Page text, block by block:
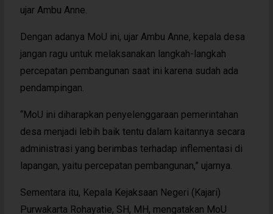
ujar Ambu Anne.
Dengan adanya MoU ini, ujar Ambu Anne, kepala desa
jangan ragu untuk melaksanakan langkah-langkah
percepatan pembangunan saat ini karena sudah ada
pendampingan.
“MoU ini diharapkan penyelenggaraan pemerintahan
desa menjadi lebih baik tentu dalam kaitannya secara
administrasi yang berimbas terhadap inflementasi di
lapangan, yaitu percepatan pembangunan,” ujarnya.
Sementara itu, Kepala Kejaksaan Negeri (Kajari)
Purwakarta Rohayatie, SH, MH, mengatakan MoU